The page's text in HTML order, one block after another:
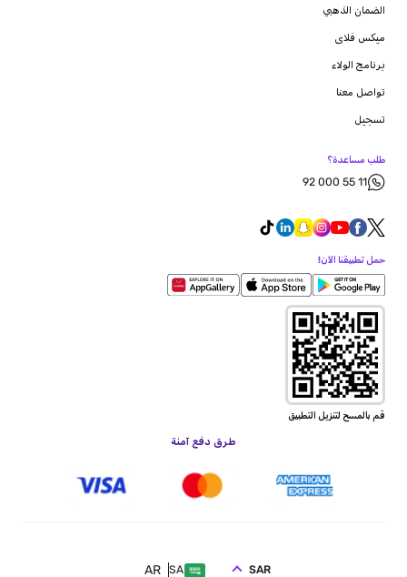
الضمان الذهبي
ميكس فلاى
برنامج الولاء
تواصل معنا
تسجيل
طلب مساعدة؟
92 000 55 11
حمل تطبيقنا الآن!
قم بالمسح لتنزيل التطبيق
طرق دفع آمنة
SA
AR SAR